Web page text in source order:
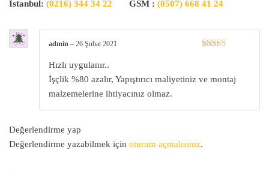
İstanbul: (0216) 344 34 22 GSM : (0507) 668 41 24
admin – 26 Şubat 2021
Hızlı uygulanır..
İşçlik %80 azalır, Yapıştırıcı maliyetiniz ve montaj
malzemelerine ihtiyacınız olmaz.
Değerlendirme yap
Değerlendirme yazabilmek için oturum açmalısınız.